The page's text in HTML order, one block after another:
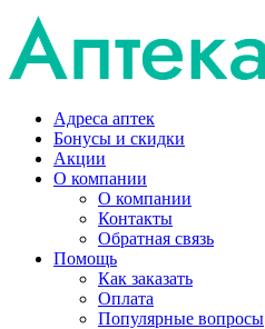
Адреса аптек
Бонусы и скидки
Акции
О компании
О компании
Контакты
Обратная связь
Помощь
Как заказать
Оплата
Популярные вопросы